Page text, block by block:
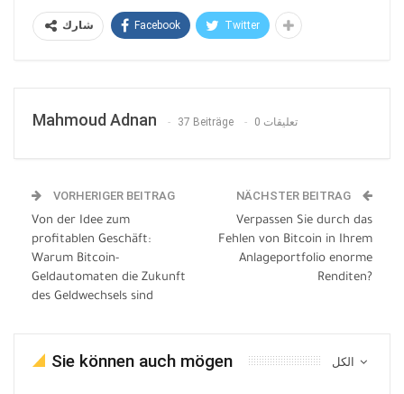
شارك Facebook Twitter
Mahmoud Adnan 37 Beiträge 0 تعليقات
VORHERIGER BEITRAG
Von der Idee zum
profitablen Geschäft:
Warum Bitcoin-
Geldautomaten die Zukunft
des Geldwechsels sind
NÄCHSTER BEITRAG
Verpassen Sie durch das
Fehlen von Bitcoin in Ihrem
Anlageportfolio enorme
Renditen?
Sie können auch mögen